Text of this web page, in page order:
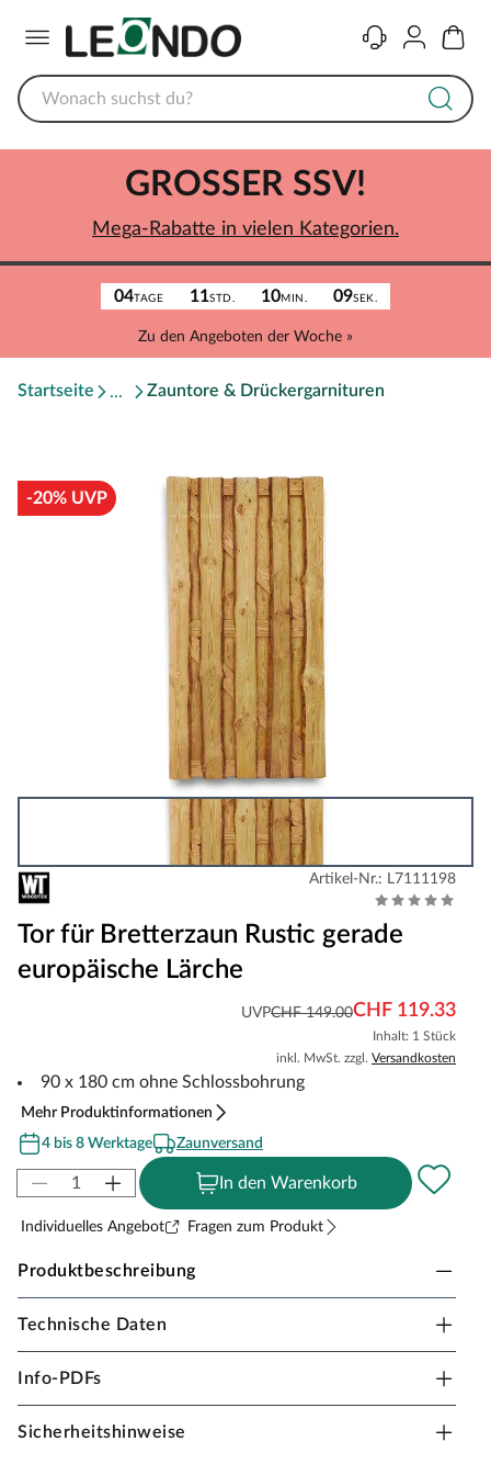
KontaktKonto
04TAGE 11STD. 10MIN. 09SEK.
Zu den Angeboten der Woche »
GROSSER SSV!
Mega-Rabatte in vielen Kategorien.
Startseite Zauntore & Drückergarnituren
-20% UVP
Artikel-Nr.: L7111198
Tor für Bretterzaun Rustic gerade
europäische Lärche
UVPCHF 149.00CHF 119.33
Inhalt: 1 Stück
inkl. MwSt. zzgl. Versandkosten
90 x 180 cm ohne Schlossbohrung
Mehr Produktinformationen
4 bis 8 Werktage
Zaunversand
In den Warenkorb
Individuelles Angebot Fragen zum Produkt
Produktbeschreibung
WOODTEX Tor für Bretterzaun Rustic
Zaun mit einer stabilen und funktionalen
Technische Daten
Info-PDFs
Sicherheitshinweise